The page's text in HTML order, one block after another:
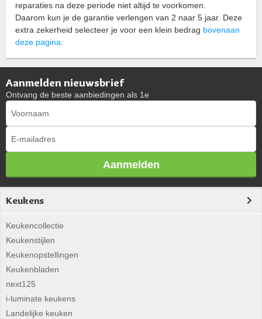
reparaties na deze periode niet altijd te voorkomen.
Daarom kun je de garantie verlengen van 2 naar 5 jaar. Deze
extra zekerheid selecteer je voor een klein bedrag bovenaan
deze pagina
Aanmelden nieuwsbrief
Ontvang de beste aanbiedingen als 1e
Aanmelden
Keukens
Keukencollectie
Keukenstijlen
Keukenopstellingen
Keukenbladen
next125
i-luminate keukens
Landelijke keuken